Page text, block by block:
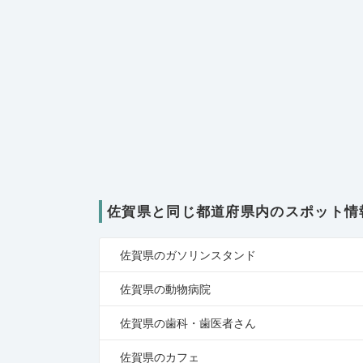
佐賀県と同じ都道府県内のスポット情
佐賀県のガソリンスタンド
佐賀県の動物病院
佐賀県の歯科・歯医者さん
佐賀県のカフェ